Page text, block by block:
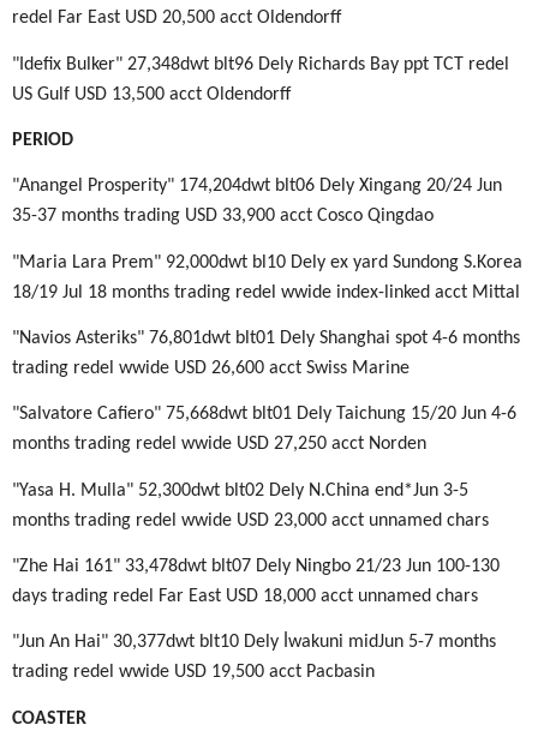
redel Far East USD 20,500 acct Oldendorff
"Idefix Bulker" 27,348dwt blt96 Dely Richards Bay ppt TCT redel
US Gulf USD 13,500 acct Oldendorff
PERIOD
"Anangel Prosperity" 174,204dwt blt06 Dely Xingang 20/24 Jun
35-37 months trading USD 33,900 acct Cosco Qingdao
"Maria Lara Prem" 92,000dwt bl10 Dely ex yard Sundong S.Korea
18/19 Jul 18 months trading redel wwide index-linked acct Mittal
"Navios Asteriks" 76,801dwt blt01 Dely Shanghai spot 4-6 months
trading redel wwide USD 26,600 acct Swiss Marine
"Salvatore Cafiero" 75,668dwt blt01 Dely Taichung 15/20 Jun 4-6
months trading redel wwide USD 27,250 acct Norden
"Yasa H. Mulla" 52,300dwt blt02 Dely N.China end*Jun 3-5
months trading redel wwide USD 23,000 acct unnamed chars
"Zhe Hai 161" 33,478dwt blt07 Dely Ningbo 21/23 Jun 100-130
days trading redel Far East USD 18,000 acct unnamed chars
"Jun An Hai" 30,377dwt blt10 Dely İwakuni midJun 5-7 months
trading redel wwide USD 19,500 acct Pacbasin
COASTER